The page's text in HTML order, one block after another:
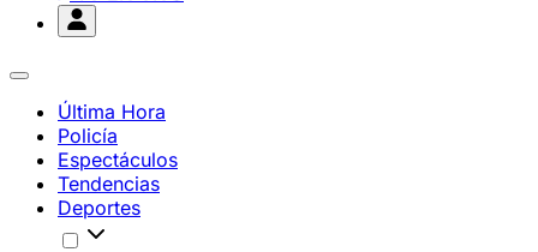
Última Hora
Policía
Espectáculos
Tendencias
Deportes